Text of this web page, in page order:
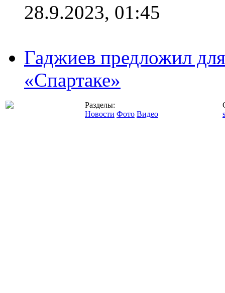
28.9.2023, 01:45
Гаджиев предложил
«Спартаке»
Разделы:
Новости Фото Видео